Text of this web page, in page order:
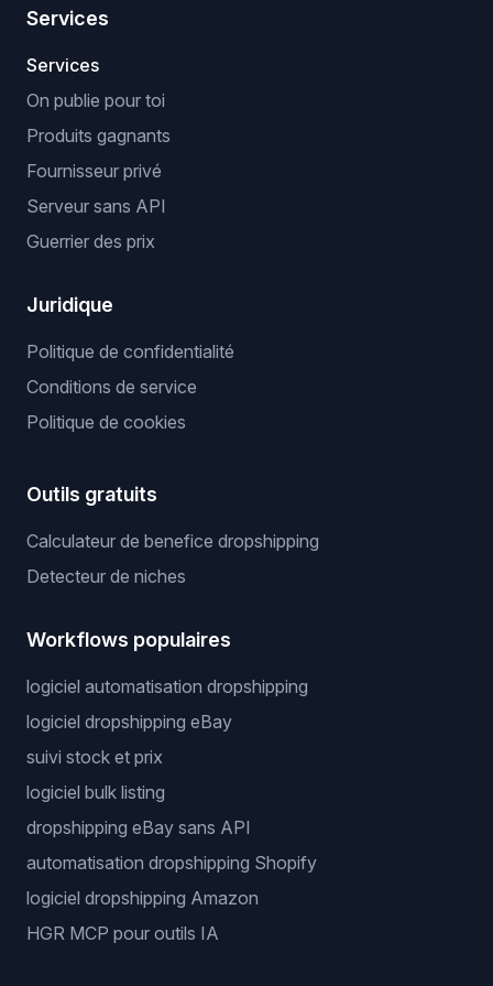
Services
Services
On publie pour toi
Produits gagnants
Fournisseur privé
Serveur sans API
Guerrier des prix
Juridique
Politique de confidentialité
Conditions de service
Politique de cookies
Outils gratuits
Calculateur de benefice dropshipping
Detecteur de niches
Workflows populaires
logiciel automatisation dropshipping
logiciel dropshipping eBay
suivi stock et prix
logiciel bulk listing
dropshipping eBay sans API
automatisation dropshipping Shopify
logiciel dropshipping Amazon
HGR MCP pour outils IA